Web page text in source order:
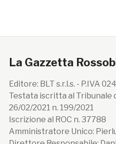
La Gazzetta
Editore: BLT s.r.l.s. - P.IVA
Testata iscritta al Tribunale
26/02/2021 n. 199/2021
Iscrizione al ROC n. 37788
Amministratore Unico: